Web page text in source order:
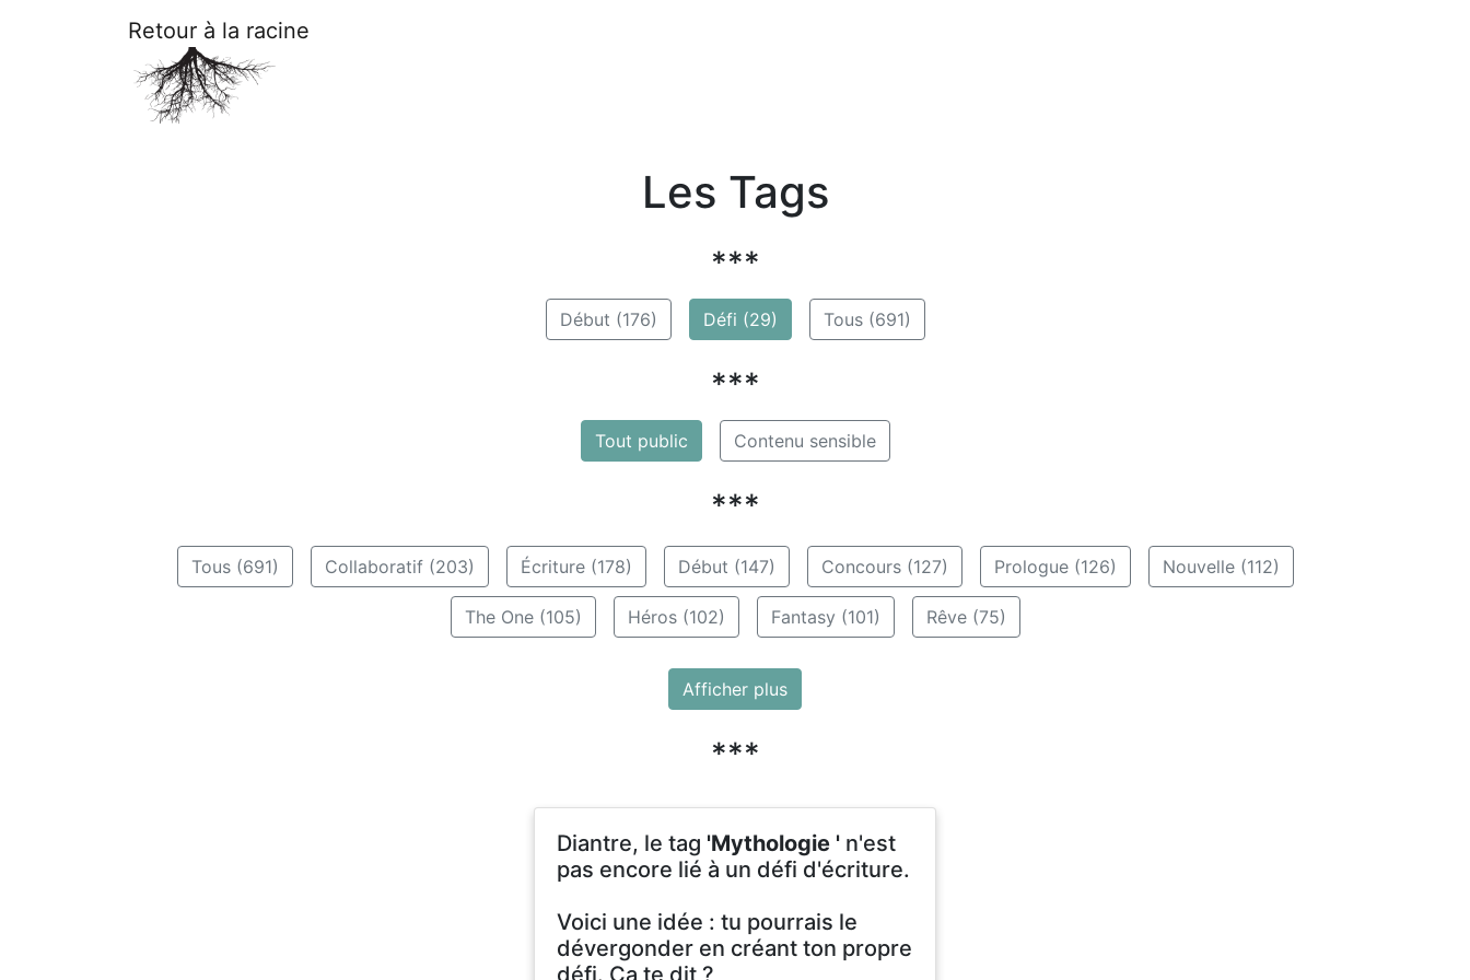
Retour à la racine
Les Tags
***
Début (176) Défi (29) Tous (691)
***
Tout public Contenu sensible
***
Tous (691) Collaboratif (203) Écriture (178) Début (147) Concours (127) Prologue (126) Nouvelle (112)
The One (105) Héros (102) Fantasy (101) Rêve (75)
Afficher plus
***
Diantre, le tag 'Mythologie ' n'est
pas encore lié à un défi d'écriture.
Voici une idée : tu pourrais le
dévergonder en créant ton propre
défi. Ça te dit ?